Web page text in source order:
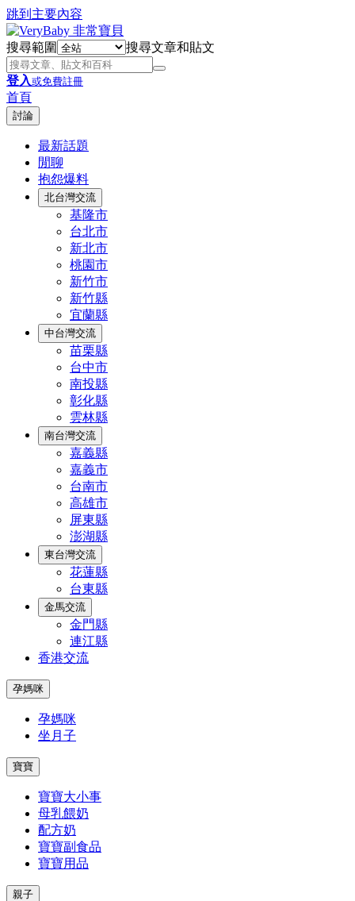
跳到主要內容
搜尋範圍 搜尋文章和貼文
登入或免費註冊
首頁
討論
最新話題
閒聊
抱怨爆料
北台灣交流
基隆市
台北市
新北市
桃園市
新竹市
新竹縣
宜蘭縣
中台灣交流
苗栗縣
台中市
南投縣
彰化縣
雲林縣
南台灣交流
嘉義縣
嘉義市
台南市
高雄市
屏東縣
澎湖縣
東台灣交流
花蓮縣
台東縣
金馬交流
金門縣
連江縣
香港交流
孕媽咪
孕媽咪
坐月子
寶寶
寶寶大小事
母乳餵奶
配方奶
寶寶副食品
寶寶用品
親子